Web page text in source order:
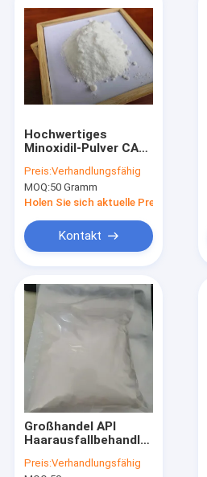
Hochwertiges
Minoxidil-Pulver CAS
Preis:Verhandlungsfähig
MOQ:50 Gramm
Holen Sie sich aktuelle Preis
Kontakt
Großhandel API
Haarausfallbehandlung
38304-91-5 zum
Preis:Verhandlungsfähig